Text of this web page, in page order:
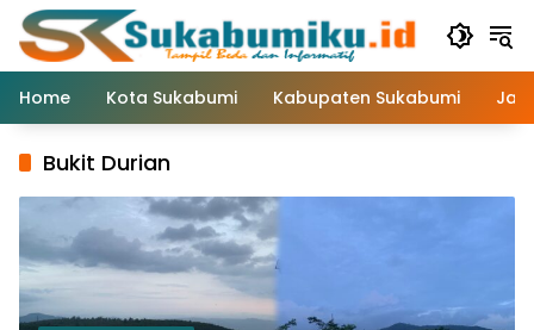
Langsung
konten
Home
Kota Sukabumi Kabupaten Sukabumi
Bukit Durian